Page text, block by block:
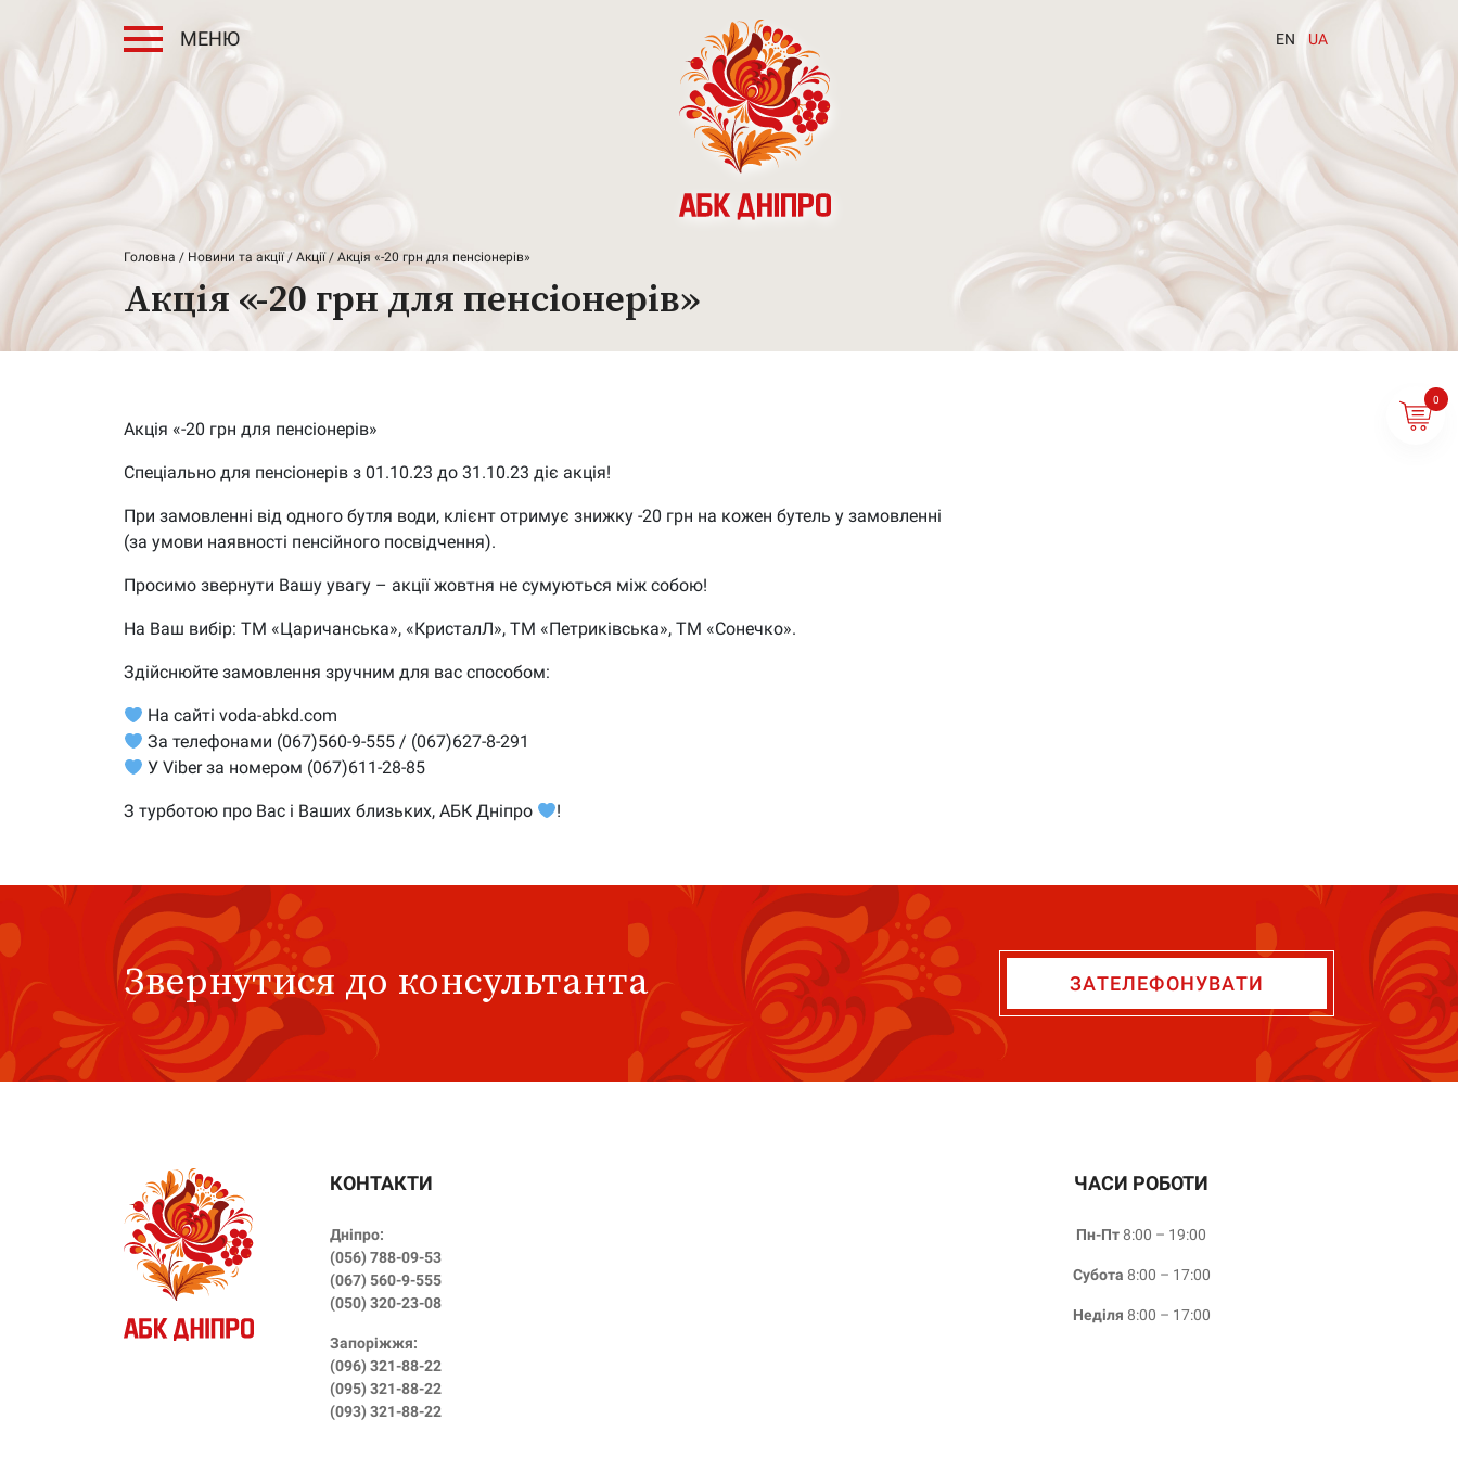
МЕНЮ UA
EN
0
Головна / Новини та акції/ Акції/ Акція «-20 грн для пенсіонерів»
Акція «-20 грн для пенсіонерів»
Акція «-20 грн для пенсіонерів»
Спеціально для пенсіонерів з 01.10.23 до 31.10.23 діє акція!
При замовленні від одного бутля води, клієнт отримує знижку -20 грн на кожен бутель у замовленні
(за умови наявності пенсійного посвідчення).
Просимо звернути Вашу увагу – акції жовтня не сумуються між собою!
На Ваш вибір: ТМ «Царичанська», «КристалЛ», ТМ «Петриківська», ТМ «Сонечко».
Здійснюйте замовлення зручним для вас способом:
На сайті voda-abkd.com
За телефонами (067)560-9-555 / (067)627-8-291
У Viber за номером (067)611-28-85
З турботою про Вас і Ваших близьких, АБК Дніпро !
Звернутися до консультанта ЗАТЕЛЕФОНУВАТИ
КОНТАКТИ
Дніпро:
(056) 788-09-53
(‎067) 560-9-555
(‎050) 320-23-08
Запоріжжя:
(096) 321-88-22
(095) 321-88-22
(093) 321-88-22
ЧАСИ РОБОТИ
Пн-Пт8:00 – 19:00
Субота 8:00 – 17:00
Неділя 8:00 – 17:00